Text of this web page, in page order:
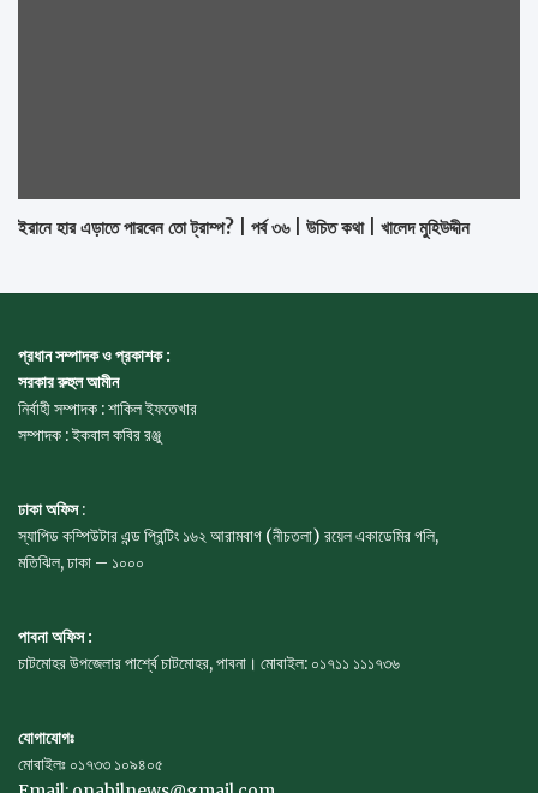
ইরানে হার এড়াতে পারবেন তো ট্রাম্প? | পর্ব ৩৬ | উচিত কথা | খালেদ মুহিউদ্দীন
প্রধান সম্পাদক ও প্রকাশক :
সরকার রুহুল আমীন
নির্বাহী সম্পাদক : শাকিল ইফতেখার
সম্পাদক : ইকবাল কবির রঞ্জু
ঢাকা অফিস:
স্যাপিড কম্পিউটার এন্ড প্রিন্টিং ১৬২ আরামবাগ (নীচতলা) রয়েল একাডেমির গলি,
মতিঝিল, ঢাকা – ১০০০
পাবনা অফিস :
চাটমোহর উপজেলার পার্শ্বে চাটমোহর, পাবনা। মোবাইল: ০১৭১১ ১১১৭৩৬
যোগাযোগঃ
মোবাইলঃ ০১৭৩৩ ১০৯৪০৫